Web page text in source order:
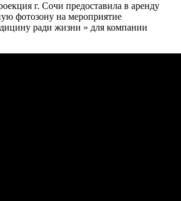
г. Сочи предоставила в аренду
фотозону на мероприятие
ради жизни » для компании